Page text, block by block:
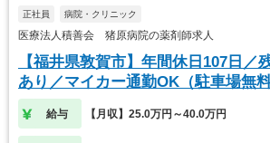
正社員 病院・クリニック
医療法人積善会 猪原病院の薬剤師求人
【福井県敦賀市】年間休日107日／
あり／マイカー通勤OK（駐車場無料
給与 【月収】25.0万円～40.0万円